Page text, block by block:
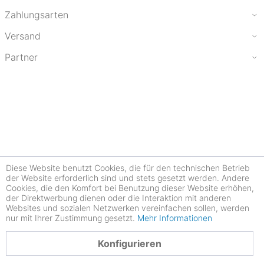
Zahlungsarten
Versand
Partner
Diese Website benutzt Cookies, die für den technischen Betrieb
der Website erforderlich sind und stets gesetzt werden. Andere
Cookies, die den Komfort bei Benutzung dieser Website erhöhen,
der Direktwerbung dienen oder die Interaktion mit anderen
Websites und sozialen Netzwerken vereinfachen sollen, werden
nur mit Ihrer Zustimmung gesetzt. Mehr Informationen
Konfigurieren